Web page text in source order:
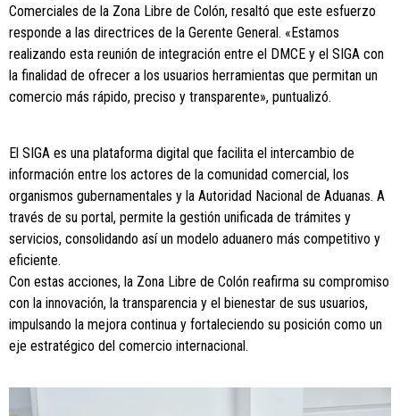
Comerciales de la Zona Libre de Colón, resaltó que este esfuerzo
responde a las directrices de la Gerente General. «Estamos
realizando esta reunión de integración entre el DMCE y el SIGA con
la finalidad de ofrecer a los usuarios herramientas que permitan un
comercio más rápido, preciso y transparente», puntualizó.
El SIGA es una plataforma digital que facilita el intercambio de
información entre los actores de la comunidad comercial, los
organismos gubernamentales y la Autoridad Nacional de Aduanas. A
través de su portal, permite la gestión unificada de trámites y
servicios, consolidando así un modelo aduanero más competitivo y
eficiente.
Con estas acciones, la Zona Libre de Colón reafirma su compromiso
con la innovación, la transparencia y el bienestar de sus usuarios,
impulsando la mejora continua y fortaleciendo su posición como un
eje estratégico del comercio internacional.